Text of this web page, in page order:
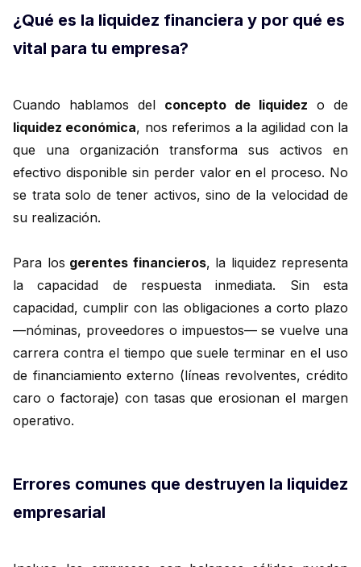
¿Qué es la liquidez financiera y por qué es
vital para tu empresa?
Cuando hablamos del concepto de liquidez o de
liquidez económica, nos referimos a la agilidad con la
que una organización transforma sus activos en
efectivo disponible sin perder valor en el proceso. No
se trata solo de tener activos, sino de la velocidad de
su realización.
Para los gerentes financieros, la liquidez representa
la capacidad de respuesta inmediata. Sin esta
capacidad, cumplir con las obligaciones a corto plazo
—nóminas, proveedores o impuestos— se vuelve una
carrera contra el tiempo que suele terminar en el uso
de financiamiento externo (líneas revolventes, crédito
caro o factoraje) con tasas que erosionan el margen
operativo.
Errores comunes que destruyen la liquidez
empresarial